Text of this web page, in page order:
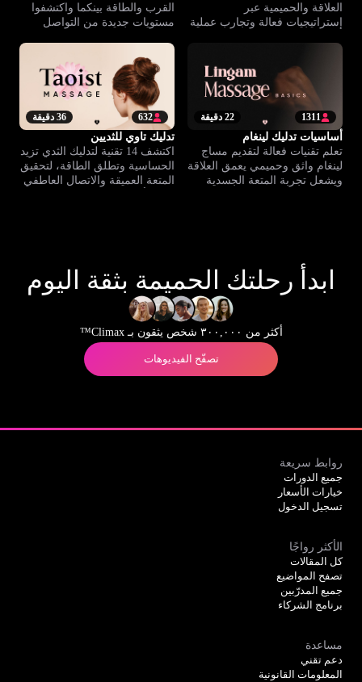
العلاقة والحميمية عبر
إستراتيجيات فعالة وتجارب عملية
بينكما.
القرب والطاقة بينكما واكتشفوا
مستويات جديدة من التواصل
22 دقيقة 1311
أساسيات تدليك لينغام
تعلم تقنيات فعالة لتقديم مساج
لينغام واثق وحميمي يعمق العلاقة
ويشعل تجربة المتعة الجسدية
36 دقيقة 632
تدليك تاوي للثديين
اكتشف 14 تقنية لتدليك الثدي تزيد
الحساسية وتطلق الطاقة، لتحقيق
المتعة العميقة والاتصال العاطفي
ابدأ رحلتك الحميمة بثقة اليوم
أكثر من ٣٠٠,٠٠٠ شخص يثقون بـ Climax™
تصفّح الفيديوهات
روابط سريعة
جميع الدورات
خيارات الأسعار
تسجيل الدخول
الأكثر رواجًا
كل المقالات
تصفح المواضيع
جميع المدرّبين
برنامج الشركاء
مساعدة
دعم تقني
المعلومات القانونية